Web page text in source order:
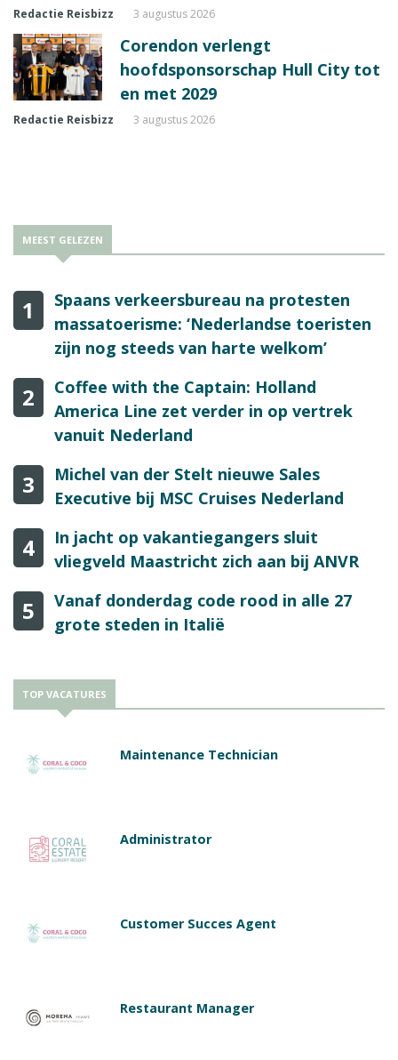
Redactie Reisbizz 3 augustus 2026
Corendon verlengt
hoofdsponsorschap Hull City tot
en met 2029
Redactie Reisbizz 3 augustus 2026
MEEST GELEZEN
1
Spaans verkeersbureau na protesten
massatoerisme: ‘Nederlandse toeristen
zijn nog steeds van harte welkom’
2
Coffee with the Captain: Holland
America Line zet verder in op vertrek
vanuit Nederland
3
Michel van der Stelt nieuwe Sales
Executive bij MSC Cruises Nederland
4
In jacht op vakantiegangers sluit
vliegveld Maastricht zich aan bij ANVR
5
Vanaf donderdag code rood in alle 27
grote steden in Italië
TOP VACATURES
Maintenance Technician
Administrator
Customer Succes Agent
Restaurant Manager